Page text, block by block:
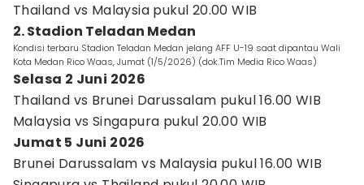
Thailand vs Malaysia pukul 20.00 WIB
2. Stadion Teladan Medan
Kondisi terbaru Stadion Teladan Medan jelang AFF U-19 saat dipantau Wali
Kota Medan Rico Waas, Jumat (1/5/2026) (dok.Tim Media Rico Waas)
Selasa 2 Juni 2026
Thailand vs Brunei Darussalam pukul 16.00 WIB
Malaysia vs Singapura pukul 20.00 WIB
Jumat 5 Juni 2026
Brunei Darussalam vs Malaysia pukul 16.00 WIB